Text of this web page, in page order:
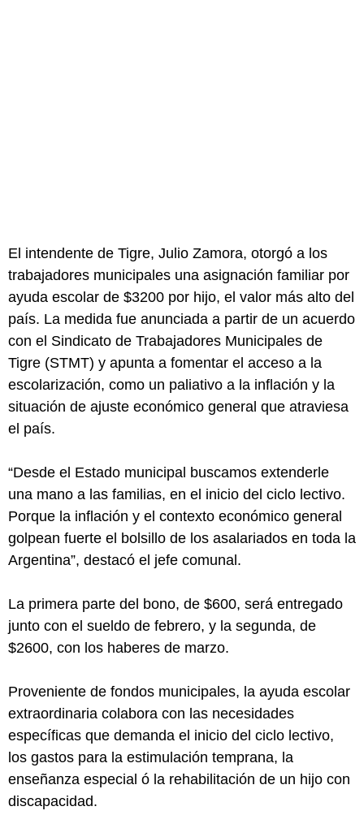
El intendente de Tigre, Julio Zamora, otorgó a los
trabajadores municipales una asignación familiar por
ayuda escolar de $3200 por hijo, el valor más alto del
país. La medida fue anunciada a partir de un acuerdo
con el Sindicato de Trabajadores Municipales de
Tigre (STMT) y apunta a fomentar el acceso a la
escolarización, como un paliativo a la inflación y la
situación de ajuste económico general que atraviesa
el país.
“Desde el Estado municipal buscamos extenderle
una mano a las familias, en el inicio del ciclo lectivo.
Porque la inflación y el contexto económico general
golpean fuerte el bolsillo de los asalariados en toda la
Argentina”, destacó el jefe comunal.
La primera parte del bono, de $600, será entregado
junto con el sueldo de febrero, y la segunda, de
$2600, con los haberes de marzo.
Proveniente de fondos municipales, la ayuda escolar
extraordinaria colabora con las necesidades
específicas que demanda el inicio del ciclo lectivo,
los gastos para la estimulación temprana, la
enseñanza especial ó la rehabilitación de un hijo con
discapacidad.